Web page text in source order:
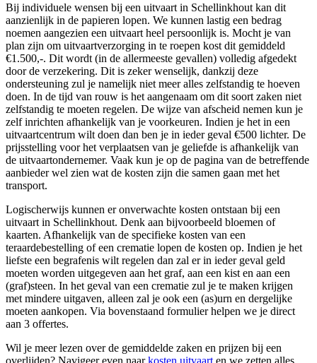
Bij individuele wensen bij een uitvaart in Schellinkhout kan dit
aanzienlijk in de papieren lopen. We kunnen lastig een bedrag
noemen aangezien een uitvaart heel persoonlijk is. Mocht je van
plan zijn om uitvaartverzorging in te roepen kost dit gemiddeld
€1.500,-. Dit wordt (in de allermeeste gevallen) volledig afgedekt
door de verzekering. Dit is zeker wenselijk, dankzij deze
ondersteuning zul je namelijk niet meer alles zelfstandig te hoeven
doen. In de tijd van rouw is het aangenaam om dit soort zaken niet
zelfstandig te moeten regelen. De wijze van afscheid nemen kun je
zelf inrichten afhankelijk van je voorkeuren. Indien je het in een
uitvaartcentrum wilt doen dan ben je in ieder geval €500 lichter. De
prijsstelling voor het verplaatsen van je geliefde is afhankelijk van
de uitvaartondernemer. Vaak kun je op de pagina van de betreffende
aanbieder wel zien wat de kosten zijn die samen gaan met het
transport.
Logischerwijs kunnen er onverwachte kosten ontstaan bij een
uitvaart in Schellinkhout. Denk aan bijvoorbeeld bloemen of
kaarten. Afhankelijk van de specifieke kosten van een
teraardebestelling of een crematie lopen de kosten op. Indien je het
liefste een begrafenis wilt regelen dan zal er in ieder geval geld
moeten worden uitgegeven aan het graf, aan een kist en aan een
(graf)steen. In het geval van een crematie zul je te maken krijgen
met mindere uitgaven, alleen zal je ook een (as)urn en dergelijke
moeten aankopen. Via bovenstaand formulier helpen we je direct
aan 3 offertes.
Wil je meer lezen over de gemiddelde zaken en prijzen bij een
overlijden? Navigeer even naarkosten uitvaart en we zetten alles